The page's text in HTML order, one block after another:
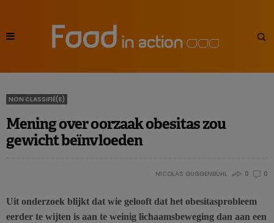
NON CLASSIFIÉ(E)
Mening over oorzaak obesitas zou
gewicht beïnvloeden
NICOLAS GUGGENBÜHL 0 0
Uit onderzoek blijkt dat wie gelooft dat het obesitasprobleem
eerder te wijten is aan te weinig lichaamsbeweging dan aan een